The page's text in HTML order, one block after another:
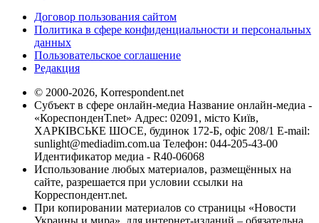
Договор пользования сайтом
Политика в сфере конфиденциальности и персональных
данных
Пользовательское соглашение
Редакция
© 2000-2026, Korrespondent.net
Субъект в сфере онлайн-медиа Название онлайн-медиа -
«КореспонденТ.net» Адрес: 02091, місто Київ,
ХАРКІВСЬКЕ ШОСЕ, будинок 172-Б, офіс 208/1 E-mail:
sunlight@mediadim.com.ua Телефон: 044-205-43-00
Идентификатор медиа - R40-06068
Использование любых материалов, размещённых на
сайте, разрешается при условии ссылки на
Корреспондент.net.
При копировании материалов со страницы «Новости